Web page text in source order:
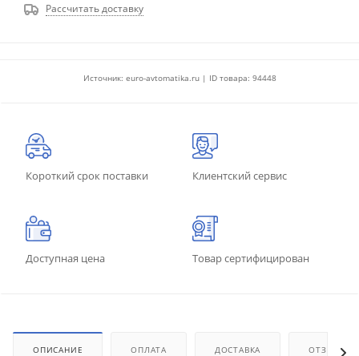
Рассчитать доставку
Источник: euro-avtomatika.ru | ID товара: 94448
Короткий срок поставки Клиентский сервис
Доступная цена Товар сертифицирован
ОПИСАНИЕ ОПЛАТА ДОСТАВКА ОТЗЫВЫ